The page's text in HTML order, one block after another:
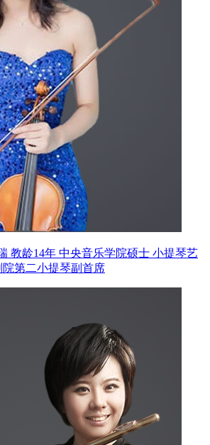
教龄14年 中央音乐学院硕士 小提琴艺
院第二小提琴副首席